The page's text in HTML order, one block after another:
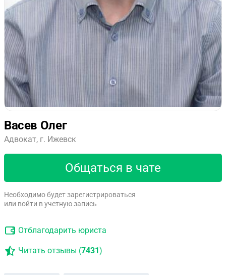
Васев Олег
Адвокат, г. Ижевск
Общаться в чате
Необходимо будет зарегистрироваться
или войти в учетную запись
Отблагодарить юриста
Читать отзывы (7431)